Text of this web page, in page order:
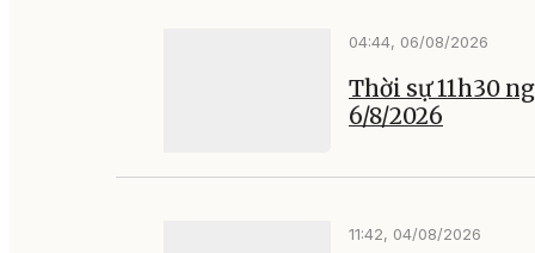
04:44, 06/08/2026
Thời sự 11h30
6/8/2026
11:42, 04/08/2026